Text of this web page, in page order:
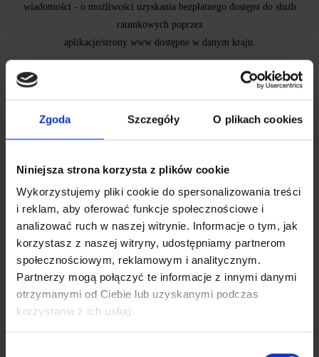
Zgoda Szczegóły O plikach cookies
Niniejsza strona korzysta z plików cookie
Wykorzystujemy pliki cookie do spersonalizowania treści
i reklam, aby oferować funkcje społecznościowe i
analizować ruch w naszej witrynie. Informacje o tym, jak
korzystasz z naszej witryny, udostępniamy partnerom
społecznościowym, reklamowym i analitycznym.
Partnerzy mogą połączyć te informacje z innymi danymi
otrzymanymi od Ciebie lub uzyskanymi podczas
korzystania z ich usług.
wiadomości - o możliwości uzyskania bezpłatnego dostępu do służb
ratunkowych poprzez
aplikacje/strony www dostępne w danym kraju.
SMS-y informacyjne będą wyglądać następująco:
1) Dodatkowe informacje o sposobach dostępu do służb ratunkowych i
związanych z ryzykiem wyższych opłat, dostępne w taryfach z
Zyczymy bezpiecznej podrozy.
2) Dodatkowe informacje o sposobach dostępu do służb ratunkowych,
o możliwości pobrania aplikacji przekazującej ostrzeżenia publiczne
oraz o zakresach numeracyjnych usług o wartości dodanej, w tym
związanych z ryzykiem wyższych opłat, dostępne w taryfach z
transmisją danych w roamingu na www.operator.info.pl/roaming.
Zyczymy bezpiecznej podrozy.